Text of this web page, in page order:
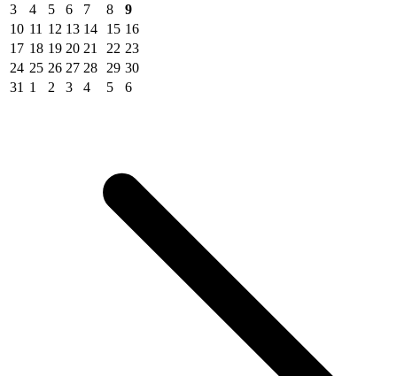
3
4 5 6 7 8
9
10 11 12 13 14 15 16
17 18 19 20 21 22 23
24 25 26 27 28 29 30
31 1 2 3 4 5 6